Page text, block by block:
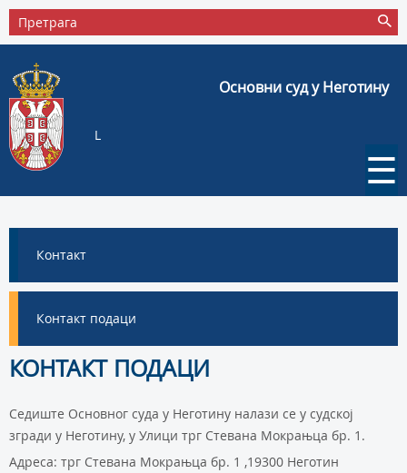
Основни суд у Неготину
L
☰
Контакт
Контакт подаци
КОНТАКТ ПОДАЦИ
Седиште Основног суда у Неготину налази се у судској
згради у Неготину, у Улици трг Стевана Мокрањца бр. 1.
Адреса: трг Стевана Мокрањца бр. 1 ,19300 Неготин